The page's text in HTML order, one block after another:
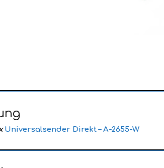
Universalsender Direkt – A-2655-W